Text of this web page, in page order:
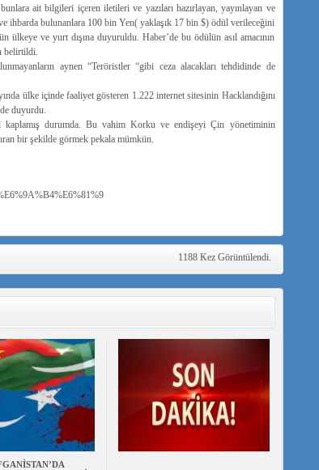
ait bilgileri içeren iletileri ve yazıları hazırlayan, yayınlayan ve
ihbarda bulunanlara 100 bin Yen( yaklaşık 17 bin $) ödül verileceğini
ve yurt dışına duyuruldu. Haber’de bu ödülün asıl amacının
belirtildi.
aynen “Teröristler “gibi ceza alacakları tehdidinde de
ülke içinde faaliyet gösteren 1.222 internet sitesinin Hacklandığını
de duyurdu.
durumda. Bu vahim Korku ve endişeyi Çin yönetiminin
bir şekilde görmek pekala mümkün.
1188 Kez Görüntülendi.